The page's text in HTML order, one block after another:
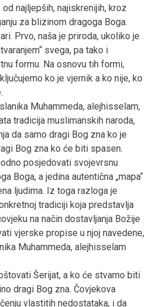
najljepših, najiskrenijih, kroz
za blizinom dragoga Boga.
Prvo, naša je priroda, ukoliko je
svega, pa tako i
formu. Na osnovu tih formi,
ko je vjernik a ko nije, ko
Muhammeda, alejhisselam,
tradicija muslimanskih naroda,
da samo dragi Bog zna ko je
Bog zna ko će biti spasen.
posjedovati svojevrsnu
Boga, a jedina autentična „mapa“
ljudima. Iz toga razloga je
tradiciji koja predstavlja
na način dostavljanja Božije
vjerske propise u njoj navedene,
Muhammeda, alejhisselam
Šerijat, a ko će stvarno biti
dragi Bog zna. Čovjekova
vlastitih nedostataka, i da